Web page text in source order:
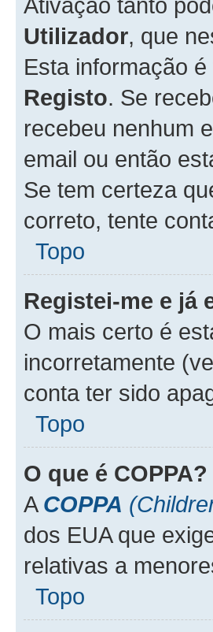
Utilizador, que
Esta informação
Registo. Se
recebeu nenhum
email ou então
Se tem certeza
correto, tente
Topo
Registei-me e já
O mais certo é
incorretamente
conta ter sido
Topo
O que é COPPA?
A COPPA
dos EUA que
relativas a
Topo